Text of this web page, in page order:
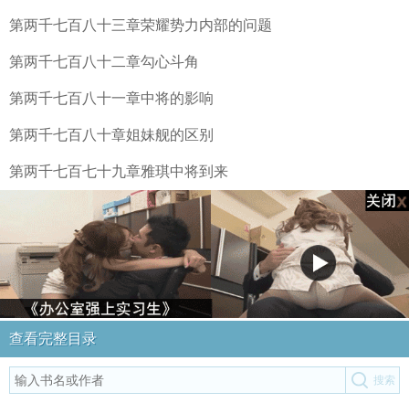
第两千七百八十三章荣耀势力内部的问题
第两千七百八十二章勾心斗角
第两千七百八十一章中将的影响
第两千七百八十章姐妹舰的区别
第两千七百七十九章雅琪中将到来
查看完整目录